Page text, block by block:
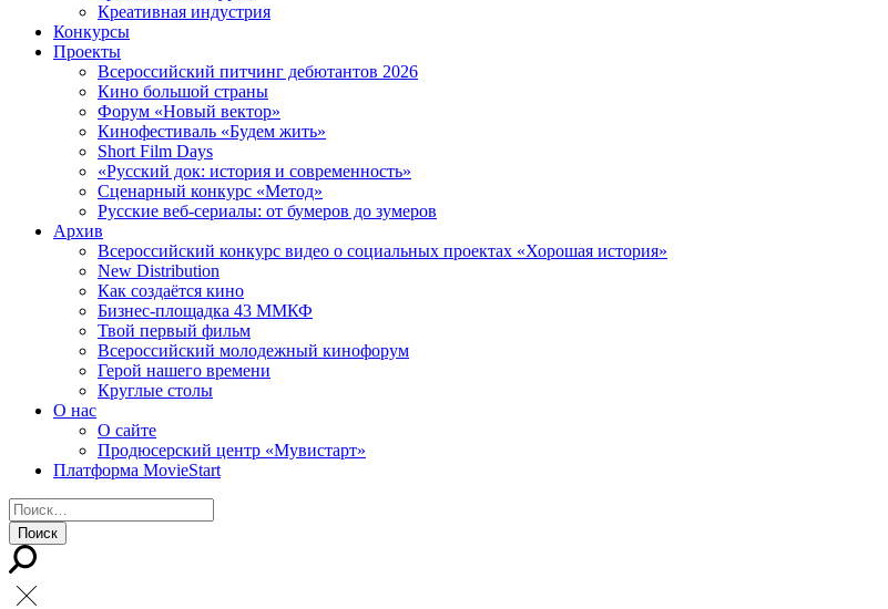
Креативная индустрия
Конкурсы
Проекты
Всероссийский питчинг дебютантов 2026
Кино большой страны
Форум «Новый вектор»
Кинофестиваль «Будем жить»
Short Film Days
«Русский док: история и современность»
Сценарный конкурс «Метод»
Русские веб-сериалы: от бумеров до зумеров
Архив
Всероссийский конкурс видео о социальных проектах «Хорошая история»
New Distribution
Как создаётся кино
Бизнес-площадка 43 ММКФ
Твой первый фильм
Всероссийский молодежный кинофорум
Герой нашего времени
Круглые столы
О нас
О сайте
Продюсерский центр «Мувистарт»
Платформа MovieStart